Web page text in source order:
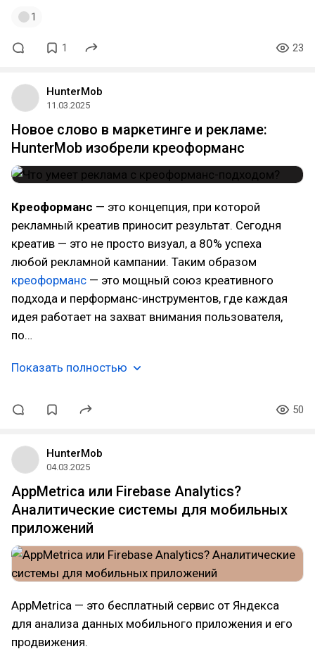
1
1 23
HunterMob
11.03.2025
Новое слово в маркетинге и рекламе:
HunterMob изобрели креоформанс
Креоформанс — это концепция, при которой
рекламный креатив приносит результат. Сегодня
креатив — это не просто визуал, а 80% успеха
любой рекламной кампании. Таким образом
креоформанс — это мощный союз креативного
подхода и перформанс-инструментов, где каждая
идея работает на захват внимания пользователя,
по…
Показать полностью
50
HunterMob
04.03.2025
AppMetrica или Firebase Analytics?
Аналитические системы для мобильных
приложений
AppMetrica — это бесплатный сервис от Яндекса
для анализа данных мобильного приложения и его
продвижения.